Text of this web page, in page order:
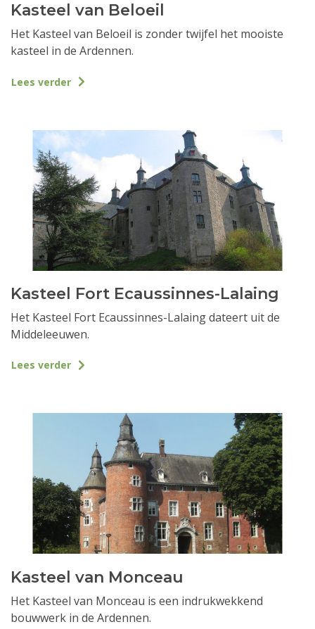
Kasteel van Beloeil
Het Kasteel van Beloeil is zonder twijfel het mooiste
kasteel in de Ardennen.
Lees verder
Kasteel Fort Ecaussinnes-Lalaing
Het Kasteel Fort Ecaussinnes-Lalaing dateert uit de
Middeleeuwen.
Lees verder
Kasteel van Monceau
Het Kasteel van Monceau is een indrukwekkend
bouwwerk in de Ardennen.